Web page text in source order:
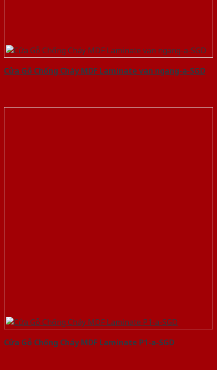
Cửa Gỗ Chống Cháy MDF Laminate van ngang-a-SGD
Cửa Gỗ Chống Cháy MDF Laminate P1-a-SGD